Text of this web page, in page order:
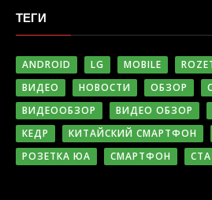
ТЕГИ
ANDROID LG MOBILE
ВИДЕО
НОВОСТИ ОБЗОР
ВИДЕООБЗОР
ВИДЕО ОБЗОР
КЕДР
КИТАЙСКИЙ СМАРТФОН
РОЗЕТКА ЮА
СМАРТФОН